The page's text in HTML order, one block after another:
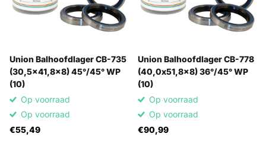
Union Balhoofdlager CB-735
(30,5x41,8x8) 45°/45° WP
(10)
Op voorraad
Op voorraad
€55,49
Union Balhoofdlager CB-778
(40,0x51,8x8) 36°/45° WP
(10)
Op voorraad
Op voorraad
€90,99